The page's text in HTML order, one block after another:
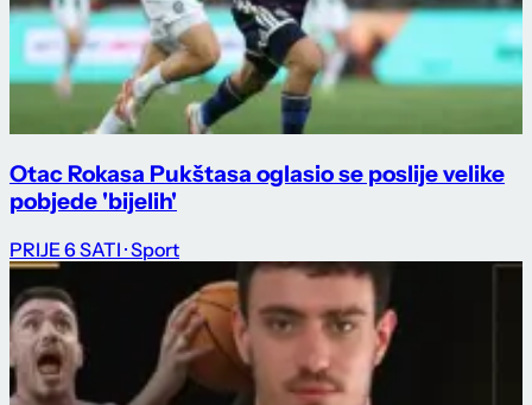
Otac Rokasa Pukštasa oglasio se poslije velike
pobjede 'bijelih'
PRIJE 6 SATI · Sport